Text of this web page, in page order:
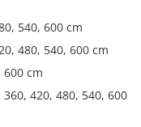
540, 600 cm
480, 540, 600 cm
cm
420, 480, 540, 600